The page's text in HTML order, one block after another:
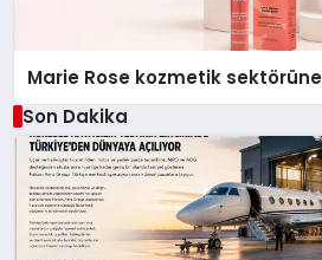
Marie Rose kozmetik
Son Dakika